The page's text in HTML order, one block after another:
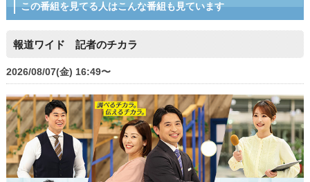
この番組を見てる人はこんな番組も見ています
報道ワイド 記者のチカラ
2026/08/07(金) 16:49〜